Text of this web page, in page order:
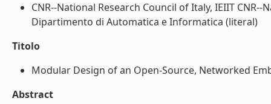
CNR--National Research Council of Italy, IEIIT
Dipartimento di Automatica e Informatica (literal)
Titolo
Modular Design of an Open-Source, Networked
Abstract